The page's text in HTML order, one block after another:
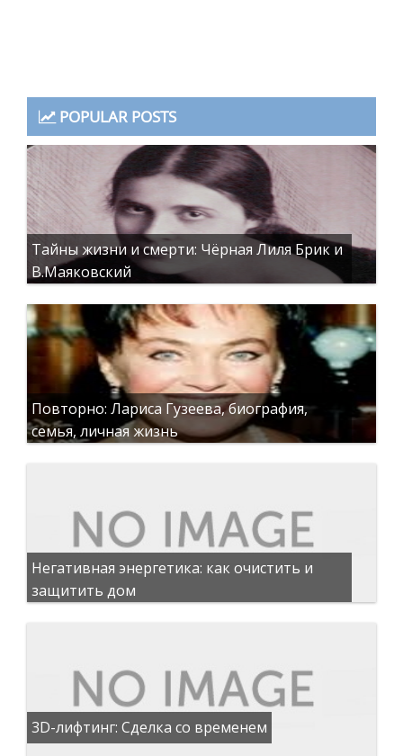
POPULAR POSTS
Тайны жизни и смерти: Чёрная Лиля Брик и
В.Маяковский
Повторно: Лариса Гузеева, биография,
семья, личная жизнь
Негативная энергетика: как очистить и
защитить дом
3D-лифтинг: Сделка со временем